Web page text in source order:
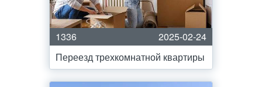
1336
2025-02-24
Переезд трехкомнатной квартиры